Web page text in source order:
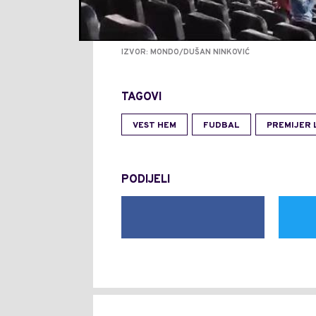
IZVOR: MONDO/DUŠAN NINKOVIĆ
TAGOVI
VEST HEM FUDBAL PREMIJER
PODIJELI